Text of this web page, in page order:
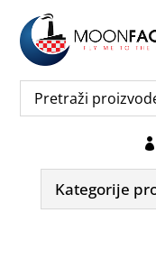
Kategorije